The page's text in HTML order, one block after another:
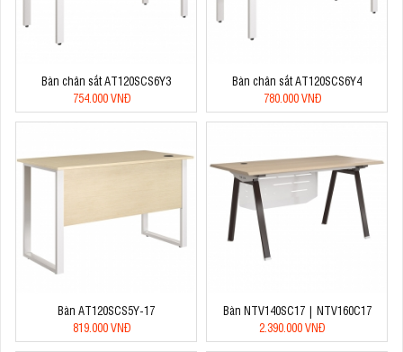
Bàn chân sắt AT120SCS6Y3
754.000 VNĐ
Bàn chân sắt AT120SCS6Y4
780.000 VNĐ
Bàn AT120SCS5Y-17
819.000 VNĐ
Bàn NTV140SC17 | NTV160C17
2.390.000 VNĐ